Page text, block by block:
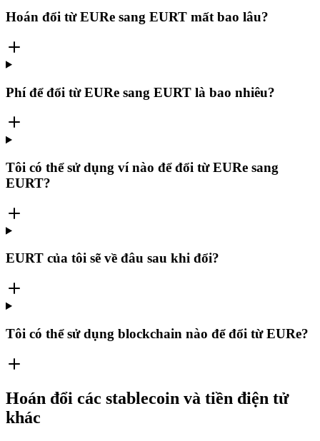
Hoán đổi từ EURe sang EURT mất bao lâu?
Phí để đổi từ EURe sang EURT là bao nhiêu?
Tôi có thể sử dụng ví nào để đổi từ EURe sang
EURT?
EURT của tôi sẽ về đâu sau khi đổi?
Tôi có thể sử dụng blockchain nào để đổi từ EURe?
Hoán đổi các stablecoin và tiền điện tử
khác